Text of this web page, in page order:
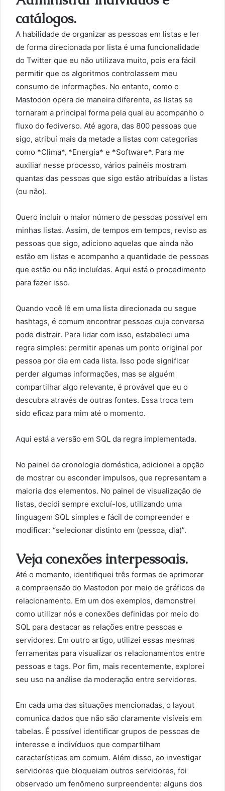
catálogos.
A habilidade de organizar as pessoas em listas e ler
de forma direcionada por lista é uma funcionalidade
do Twitter que eu não utilizava muito, pois era fácil
permitir que os algoritmos controlassem meu
consumo de informações. No entanto, como o
Mastodon opera de maneira diferente, as listas se
tornaram a principal forma pela qual eu acompanho o
fluxo do fediverso. Até agora, das 800 pessoas que
sigo, atribuí mais da metade a listas com categorias
como *Clima*, *Energia* e *Software*. Para me
auxiliar nesse processo, vários painéis mostram
quantas das pessoas que sigo estão atribuídas a listas
(ou não).
Quero incluir o maior número de pessoas possível em
minhas listas. Assim, de tempos em tempos, reviso as
pessoas que sigo, adiciono aquelas que ainda não
estão em listas e acompanho a quantidade de pessoas
que estão ou não incluídas. Aqui está o procedimento
para fazer isso.
Quando você lê em uma lista direcionada ou segue
hashtags, é comum encontrar pessoas cuja conversa
pode distrair. Para lidar com isso, estabeleci uma
regra simples: permitir apenas um ponto original por
pessoa por dia em cada lista. Isso pode significar
perder algumas informações, mas se alguém
compartilhar algo relevante, é provável que eu o
descubra através de outras fontes. Essa troca tem
sido eficaz para mim até o momento.
Aqui está a versão em SQL da regra implementada.
No painel da cronologia doméstica, adicionei a opção
de mostrar ou esconder impulsos, que representam a
maioria dos elementos. No painel de visualização de
listas, decidi sempre excluí-los, utilizando uma
linguagem SQL simples e fácil de compreender e
modificar: “selecionar distinto em (pessoa, dia)”.
Veja conexões interpessoais.
Até o momento, identifiquei três formas de aprimorar
a compreensão do Mastodon por meio de gráficos de
relacionamento. Em um dos exemplos, demonstrei
como utilizar nós e conexões definidas por meio do
SQL para destacar as relações entre pessoas e
servidores. Em outro artigo, utilizei essas mesmas
ferramentas para visualizar os relacionamentos entre
pessoas e tags. Por fim, mais recentemente, explorei
seu uso na análise da moderação entre servidores.
Em cada uma das situações mencionadas, o layout
comunica dados que não são claramente visíveis em
tabelas. É possível identificar grupos de pessoas de
interesse e indivíduos que compartilham
características em comum. Além disso, ao investigar
servidores que bloqueiam outros servidores, foi
observado um fenômeno surpreendente: alguns dos